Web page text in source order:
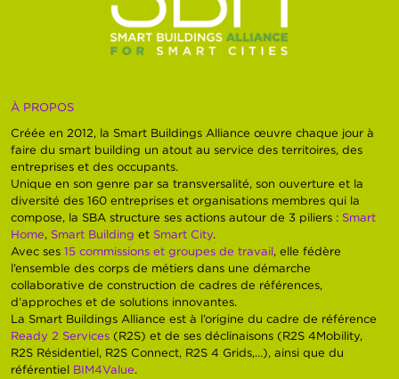
À PROPOS
Créée en 2012, la Smart Buildings Alliance œuvre chaque jour à
faire du smart building un atout au service des territoires, des
entreprises et des occupants.
Unique en son genre par sa transversalité, son ouverture et la
diversité des 160 entreprises et organisations membres qui la
compose, la SBA structure ses actions autour de 3 piliers : Smart
Home, Smart Building et Smart City.
Avec ses15 commissions et groupes de travail, elle fédère
l’ensemble des corps de métiers dans une démarche
collaborative de construction de cadres de références,
d’approches et de solutions innovantes.
La Smart Buildings Alliance est à l’origine du cadre de référence
Ready 2 Services (R2S) et de ses déclinaisons (R2S 4Mobility,
R2S Résidentiel, R2S Connect, R2S 4 Grids,…), ainsi que du
référentiel BIM4Value.